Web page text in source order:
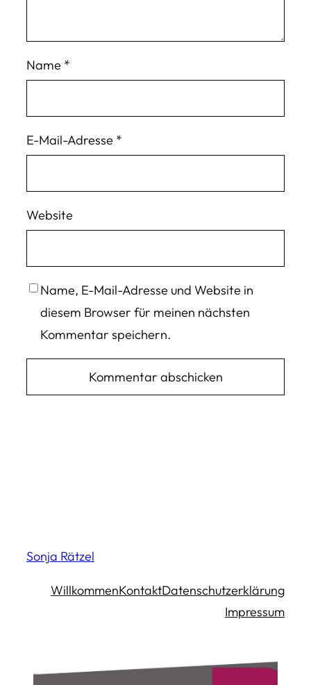
Name *
E-Mail-Adresse *
Website
Name, E-Mail-Adresse und Website in
diesem Browser für meinen nächsten
Kommentar speichern.
Sonja Rätzel
WillkommenKontaktDatenschutzerklärung
Impressum